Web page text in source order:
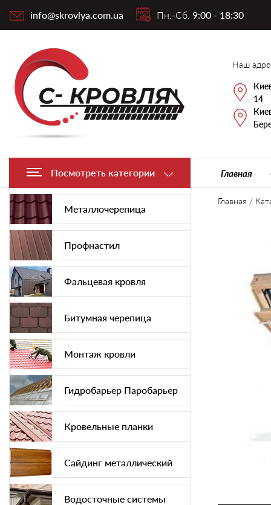
info@skrovlya.com.ua Пн.-Сб. 9:00 - 18:30
Наш
14
Посмотреть категории Главная
Металлочерепица
Профнастил
Фальцевая кровля
Битумная черепица
Монтаж кровли
Гидробарьер Паробарьер
Кровельные планки
Сайдинг металлический
Водосточные системы
Главная /